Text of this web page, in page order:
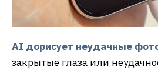
AI дорисует неудачные
закрытые глаза или